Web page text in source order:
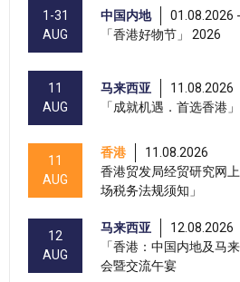
1-31
AUG
中国内地
01.08.2026
「香港好物节」 2026
11
AUG
马来西亚
11.08.2026
「成就机遇．首选香港
11
AUG
香港
11.08.2026
香港贸发局经贸研究网
场税务法规须知」
12
AUG
马来西亚
12.08.2026
「香港：中国内地及马
会暨交流午宴